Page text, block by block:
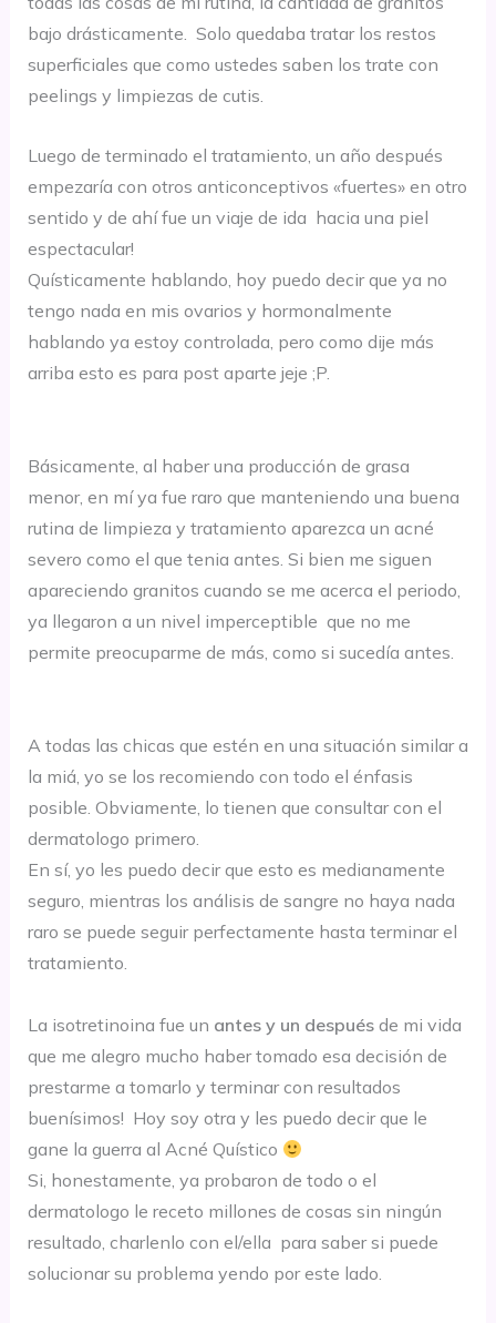
bajo drásticamente. Solo quedaba tratar los restos
superficiales que como ustedes saben los trate con
peelings y limpiezas de cutis.
Luego de terminado el tratamiento, un año después
empezaría con otros anticonceptivos «fuertes» en otro
sentido y de ahí fue un viaje de ida hacia una piel
espectacular!
Quísticamente hablando, hoy puedo decir que ya no
tengo nada en mis ovarios y hormonalmente
hablando ya estoy controlada, pero como dije más
arriba esto es para post aparte jeje ;P.
Básicamente, al haber una producción de grasa
menor, en mí ya fue raro que manteniendo una buena
rutina de limpieza y tratamiento aparezca un acné
severo como el que tenia antes. Si bien me siguen
apareciendo granitos cuando se me acerca el periodo,
ya llegaron a un nivel imperceptible que no me
permite preocuparme de más, como si sucedía antes.
A todas las chicas que estén en una situación similar a
la miá, yo se los recomiendo con todo el énfasis
posible. Obviamente, lo tienen que consultar con el
dermatologo primero.
En sí, yo les puedo decir que esto es medianamente
seguro, mientras los análisis de sangre no haya nada
raro se puede seguir perfectamente hasta terminar el
tratamiento.
La isotretinoina fue un antes y un despuésde mi vida
que me alegro mucho haber tomado esa decisión de
prestarme a tomarlo y terminar con resultados
buenísimos! Hoy soy otra y les puedo decir que le
gane la guerra al Acné Quístico
Si, honestamente, ya probaron de todo o el
dermatologo le receto millones de cosas sin ningún
resultado, charlenlo con el/ella para saber si puede
solucionar su problema yendo por este lado.